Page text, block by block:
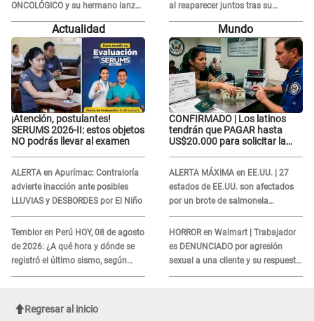
ONCOLÓGICO y su hermano lanza
DESGARRADOR mensaje: "Hoy fue
la última..."
al reaparecer juntos tras su
DOLOROSA separación: “Que
Actualidad
¡Atención, postulantes!
SERUMS 2026-II: estos objetos
NO podrás llevar al examen
ALERTA en Apurímac: Contraloría
advierte inacción ante posibles
LLUVIAS y DESBORDES por El Niño
Temblor en Perú HOY, 08 de agosto
de 2026: ¿A qué hora y dónde se
registró el último sismo, según
IGP?
Mundo
CONFIRMADO | Los latinos
tendrán que PAGAR hasta
US$20.000 para solicitar la
ALERTA MÁXIMA en EE.UU. | 27
estados de EE.UU. son afectados
por un brote de salmonela
relacionado a un producto MUY
UTILIZADO
HORROR en Walmart | Trabajador
es DENUNCIADO por agresión
sexual a una cliente y su respuesta
INDIGNÓ A TODOS
Regresar al inicio